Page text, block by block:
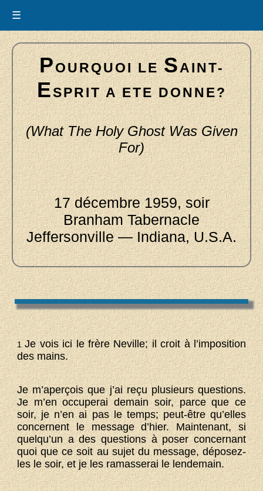
☰
POURQUOI LESAINT-
ESPRIT A ETE DONNE?
(What The Holy Ghost Was Given
For)
17 décembre 1959, soir
Branham Tabernacle
Jeffersonville — Indiana, U.S.A.
1Je vois ici le frère Neville; il croit à l’imposition
des mains.
Je m’aperçois que j’ai reçu plusieurs questions.
Je m’en occuperai demain soir, parce que ce
soir, je n’en ai pas le temps; peut-être qu’elles
concernent le message d’hier. Maintenant, si
quelqu’un a des questions à poser concernant
quoi que ce soit au sujet du message, déposez-
les le soir, et je les ramasserai le lendemain.